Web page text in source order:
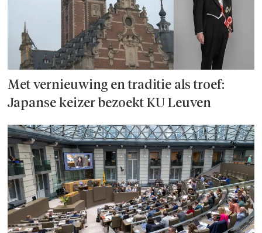
Met vernieuwing en traditie als troef:
Japanse keizer bezoekt KU Leuven